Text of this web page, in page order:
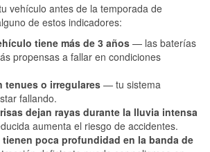
vehículo antes de la temporada de
de estos indicadores:
tiene más de 3 años — las baterías
propensas a fallar en condiciones
tenues o irregulares — tu sistema
fallando.
dejan rayas durante la lluvia intensa
aumenta el riesgo de accidentes.
poca profundidad en la banda de